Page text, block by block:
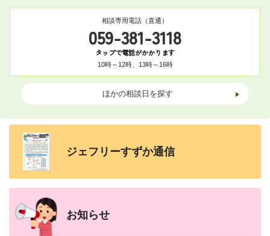
相談専用電話（直通）
059-381-3118
タップで電話がかかります
10時～12時、13時～16時
ほかの相談日を探す
ジェフリーすずか通信
お知らせ